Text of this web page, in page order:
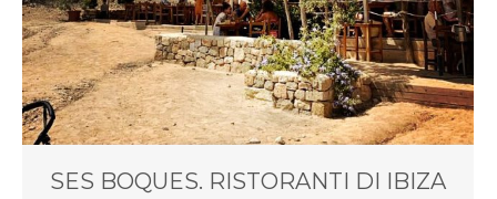
SES BOQUES. RISTORANTI DI IBIZA